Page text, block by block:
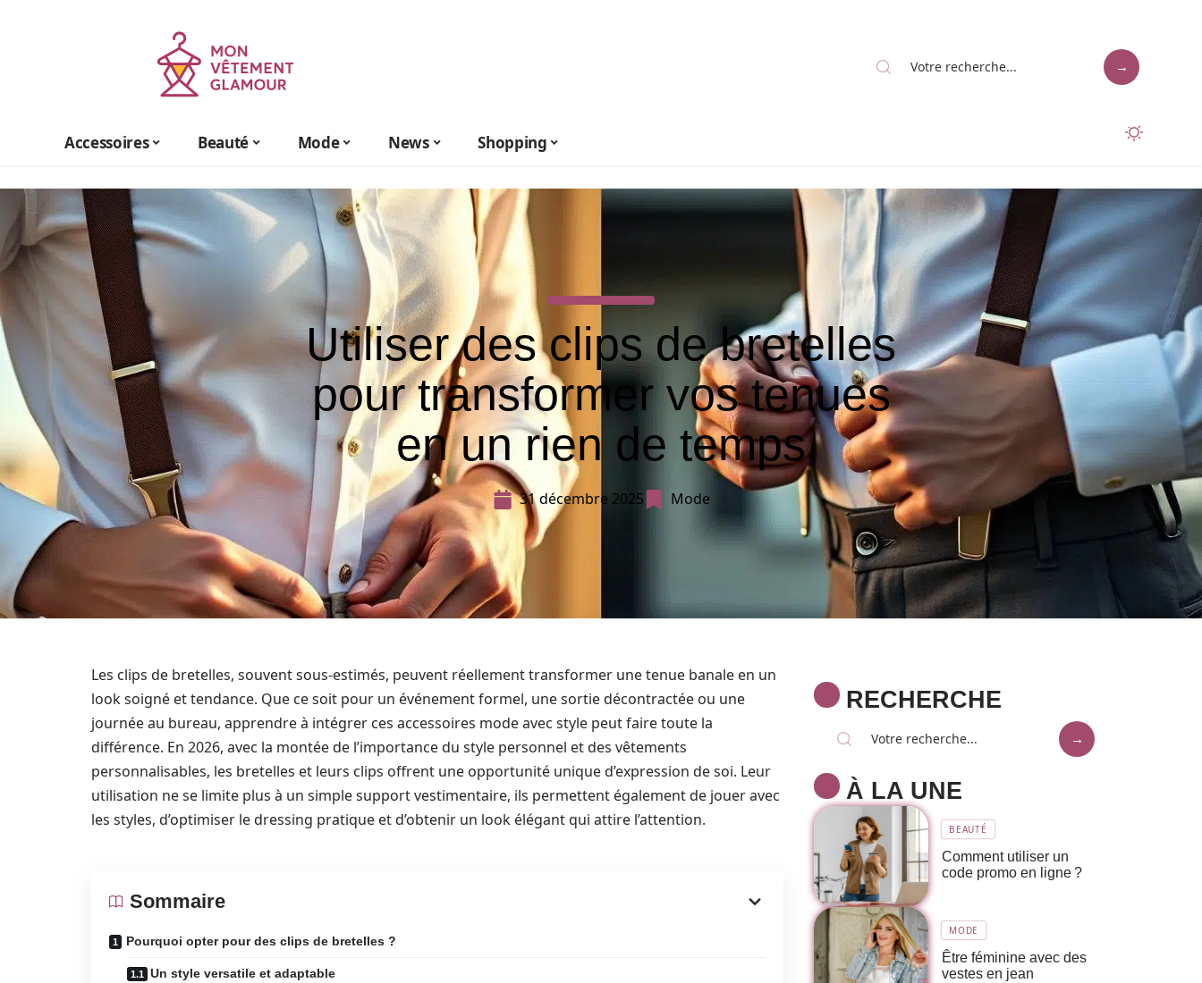
Accessoires Beauté Mode News Shopping
Utiliser des clips de bretelles
pour transformer vos tenues
en un rien de temps
31 décembre 2025 Mode
Les clips de bretelles, souvent sous-estimés, peuvent réellement transformer une tenue banale en un
look soigné et tendance. Que ce soit pour un événement formel, une sortie décontractée ou une
journée au bureau, apprendre à intégrer ces accessoires mode avec style peut faire toute la
différence. En 2026, avec la montée de l’importance du style personnel et des vêtements
personnalisables, les bretelles et leurs clips offrent une opportunité unique d’expression de soi. Leur
utilisation ne se limite plus à un simple support vestimentaire, ils permettent également de jouer avec
les styles, d’optimiser le dressing pratique et d’obtenir un look élégant qui attire l’attention.
Sommaire
Pourquoi opter pour des clips de bretelles ?
Un style versatile et adaptable
RECHERCHE
À LA UNE
BEAUTÉ
Comment utiliser un
code promo en ligne ?
MODE
Être féminine avec des
vestes en jean